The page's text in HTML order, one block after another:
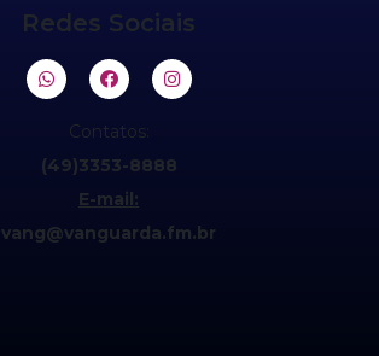
Redes Sociais
Contatos:
(49)3353-8888
E-mail:
vang@vanguarda.fm.br